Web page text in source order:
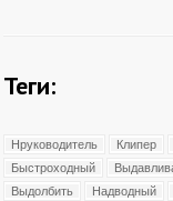
Теги:
Нруководитель
Клипер
Быстроходный
Выдолбить
Надводный